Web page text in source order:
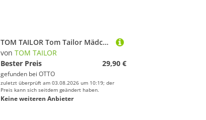
TOM TAILOR Tom Tailor Mädchen Sneaker rainbow Sneaker
von TOM TAILOR
Bester Preis
29,90 €
gefunden bei OTTO
zuletzt überprüft am 03.08.2026 um 10:19; der
Preis kann sich seitdem geändert haben.
Keine weiteren Anbieter